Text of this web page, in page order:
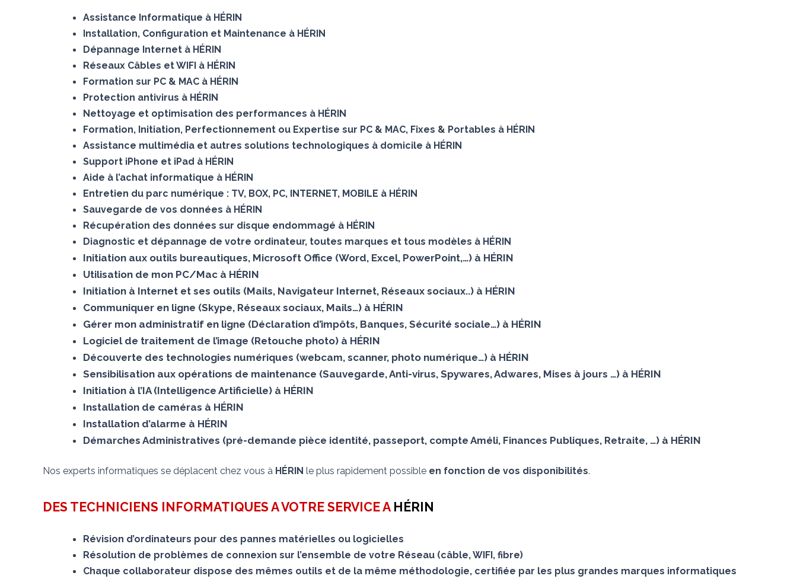
Assistance Informatique à HÉRIN
Installation, Configuration et Maintenance à HÉRIN
Dépannage Internet à HÉRIN
Réseaux Câbles et WIFI à HÉRIN
Formation sur PC & MAC à HÉRIN
Protection antivirus à HÉRIN
Nettoyage et optimisation des performances à HÉRIN
Formation, Initiation, Perfectionnement ou Expertise sur PC & MAC, Fixes & Portables à HÉRIN
Assistance multimédia et autres solutions technologiques à domicile à HÉRIN
Support iPhone et iPad à HÉRIN
Aide à l’achat informatique à HÉRIN
Entretien du parc numérique : TV, BOX, PC, INTERNET, MOBILE à HÉRIN
Sauvegarde de vos données à HÉRIN
Récupération des données sur disque endommagé à HÉRIN
Diagnostic et dépannage de votre ordinateur, toutes marques et tous modèles à HÉRIN
Initiation aux outils bureautiques, Microsoft Office (Word, Excel, PowerPoint,…) à HÉRIN
Utilisation de mon PC/Mac à HÉRIN
Initiation à Internet et ses outils (Mails, Navigateur Internet, Réseaux sociaux..) à HÉRIN
Communiquer en ligne (Skype, Réseaux sociaux, Mails…) à HÉRIN
Gérer mon administratif en ligne (Déclaration d’impôts, Banques, Sécurité sociale…) à HÉRIN
Logiciel de traitement de l’image (Retouche photo) à HÉRIN
Découverte des technologies numériques (webcam, scanner, photo numérique…) à HÉRIN
Sensibilisation aux opérations de maintenance (Sauvegarde, Anti-virus, Spywares, Adwares, Mises à jours …) à HÉRIN
Initiation à l’IA (Intelligence Artificielle) à HÉRIN
Installation de caméras à HÉRIN
Installation d’alarme à HÉRIN
Démarches Administratives (pré-demande pièce identité, passeport, compte Améli, Finances Publiques, Retraite, …) à HÉRIN
Nos experts informatiques se déplacent chez vous à HÉRIN le plus rapidement possible en fonction de vos disponibilités.
DES TECHNICIENS INFORMATIQUES A VOTRE SERVICE A HÉRIN
Révision d’ordinateurs pour des pannes matérielles ou logicielles
Résolution de problèmes de connexion sur l’ensemble de votre Réseau (câble, WIFI, fibre)
Chaque collaborateur dispose des mêmes outils et de la même méthodologie, certifiée par les plus grandes marques informatiques